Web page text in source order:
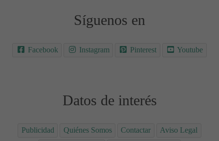
Síguenos en
Facebook Instagram Pinterest Youtube
Datos de interés
Publicidad Quiénes Somos Contactar Aviso Legal